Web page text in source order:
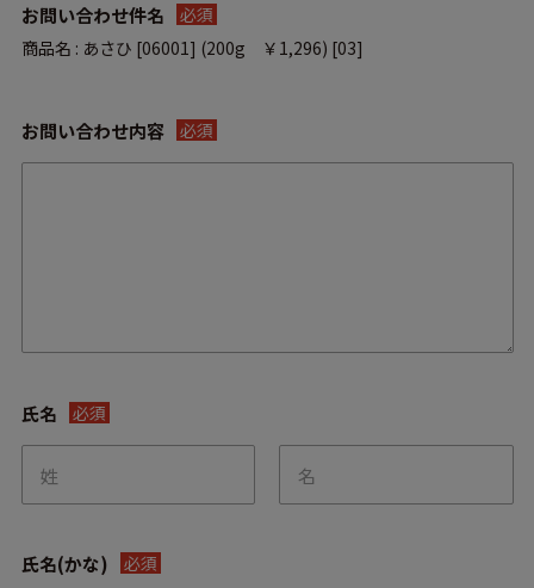
お問い合わせ件名
必須
商品名 : あさひ [06001]
お問い合わせ内容 必須
氏名 必須
氏名(かな) 必須